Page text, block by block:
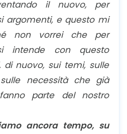
il nuovo, per
argomenti, e questo mi
non vorrei che per
intende con questo
di nuovo, sui temi, sulle
necessità che già
parte del nostro
ancora tempo, su